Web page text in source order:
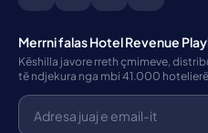
Merrni falas Hotel Revenue
Këshilla javore rreth çmimeve,
të ndjekura nga mbi 41.000